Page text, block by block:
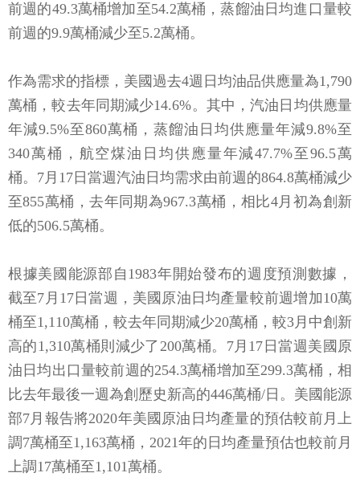
前週的49.3萬桶增加至54.2萬桶，蒸餾油日均進口量較
前週的9.9萬桶減少至5.2萬桶。
作為需求的指標，美國過去4週日均油品供應量為1,790
萬桶，較去年同期減少14.6%。其中，汽油日均供應量
年減9.5%至860萬桶，蒸餾油日均供應量年減9.8%至
340萬桶，航空煤油日均供應量年減47.7%至96.5萬
桶。7月17日當週汽油日均需求由前週的864.8萬桶減少
至855萬桶，去年同期為967.3萬桶，相比4月初為創新
低的506.5萬桶。
根據美國能源部自1983年開始發布的週度預測數據，
截至7月17日當週，美國原油日均產量較前週增加10萬
桶至1,110萬桶，較去年同期減少20萬桶，較3月中創新
高的1,310萬桶則減少了200萬桶。7月17日當週美國原
油日均出口量較前週的254.3萬桶增加至299.3萬桶，相
比去年最後一週為創歷史新高的446萬桶/日。美國能源
部7月報告將2020年美國原油日均產量的預估較前月上
調7萬桶至1,163萬桶，2021年的日均產量預估也較前月
上調17萬桶至1,101萬桶。